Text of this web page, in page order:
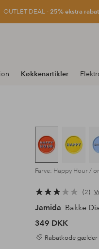
OUTLET DEAL - 25% ekstra
Køkkenartikler
Farve: Happy Hour /
2
Jamida Bakke
349 DKK
Rabatkode gælder